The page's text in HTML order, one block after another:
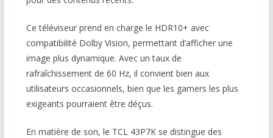
Ce téléviseur prend en charge le HDR10+ avec
compatibilité Dolby Vision, permettant d’afficher une
image plus dynamique. Avec un taux de
rafraîchissement de 60 Hz, il convient bien aux
utilisateurs occasionnels, bien que les gamers les plus
exigeants pourraient être déçus.
En matière de son, le TCL 43P7K se distingue des